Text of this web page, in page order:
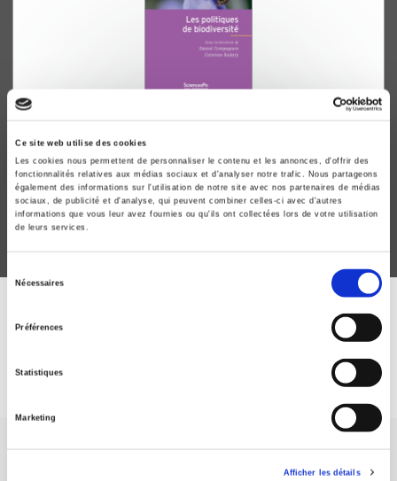
Ce site web utilise des cookies
Les cookies nous permettent de personnaliser le contenu et les annonces, d'offrir des
fonctionnalités relatives aux médias sociaux et d'analyser notre trafic. Nous partageons
également des informations sur l'utilisation de notre site avec nos partenaires de médias
sociaux, de publicité et d'analyse, qui peuvent combiner celles-ci avec d'autres
informations que vous leur avez fournies ou qu'ils ont collectées lors de votre utilisation
de leurs services.
Nécessaires
Préférences
Statistiques
Marketing
Afficher les détails
Les Politiques de biodiversité
Daniel Compagnon, Estienne Rodary